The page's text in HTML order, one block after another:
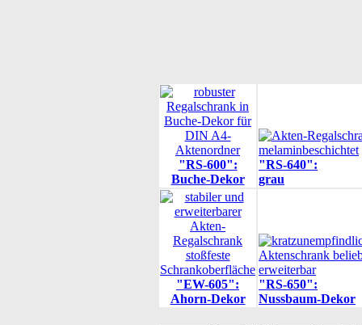
"RS-600":
Buche-Dekor
"RS-640":
grau
"EW-605":
Ahorn-Dekor
"RS-650":
Nussbaum-Dekor